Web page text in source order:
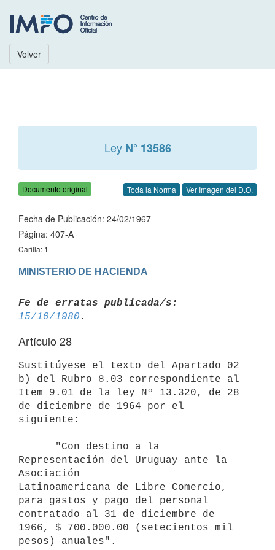
Volver
Ley N° 13586
Documento original Toda la Norma Ver Imagen del D.O.
Fecha de Publicación: 24/02/1967
Página: 407-A
Carilla: 1
MINISTERIO DE HACIENDA
Fe de erratas publicada/s:
15/10/1980
Artículo 28
Sustitúyese el texto del Apartado 02
b) del Rubro 8.03 correspondiente al
Item 9.01 de la ley Nº 13.320, de 28
de diciembre de 1964 por el
siguiente:
Representación del Uruguay ante la
Asociación
Latinoamericana de Libre Comercio,
para gastos y pago del personal
contratado al 31 de diciembre de
1966, $ 700.000.00 (setecientos mil
pesos) anuales".